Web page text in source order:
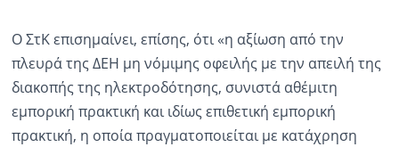
Ο ΣτΚ επισημαίνει, επίσης, ότι «η αξίωση από την
πλευρά της ΔΕΗ μη νόμιμης οφειλής με την απειλή της
διακοπής της ηλεκτροδότησης, συνιστά αθέμιτη
εμπορική πρακτική και ιδίως επιθετική εμπορική
πρακτική, η οποία πραγματοποιείται με κατάχρηση